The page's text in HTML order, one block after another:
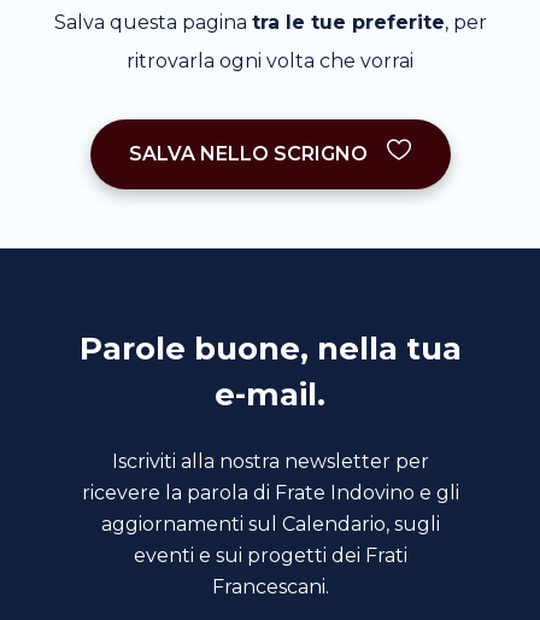
Salva questa pagina tra le tue preferite, per
ritrovarla ogni volta che vorrai
SALVA NELLO SCRIGNO
Parole buone, nella tua
e-mail.
Iscriviti alla nostra newsletter per
ricevere la parola di Frate Indovino e gli
aggiornamenti sul Calendario, sugli
eventi e sui progetti dei Frati
Francescani.